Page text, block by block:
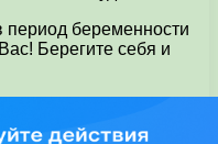
беременности
Берегите себя и